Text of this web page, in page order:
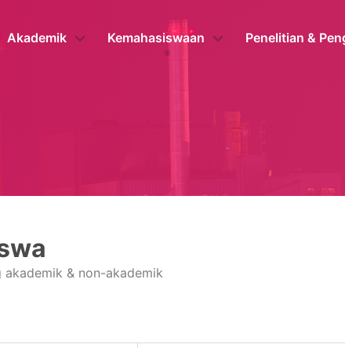
Akademik Kemahasiswaan Penelitian &
akademik & non-akademik